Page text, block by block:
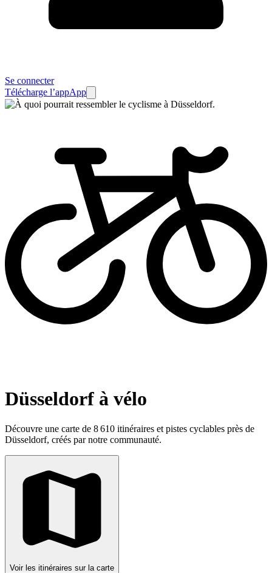
Se connecter
Télécharge l’appApp
Düsseldorf à vélo
Découvre une carte de 8 610 itinéraires et pistes cyclables près de
Düsseldorf, créés par notre communauté.
Voir les itinéraires sur la carte